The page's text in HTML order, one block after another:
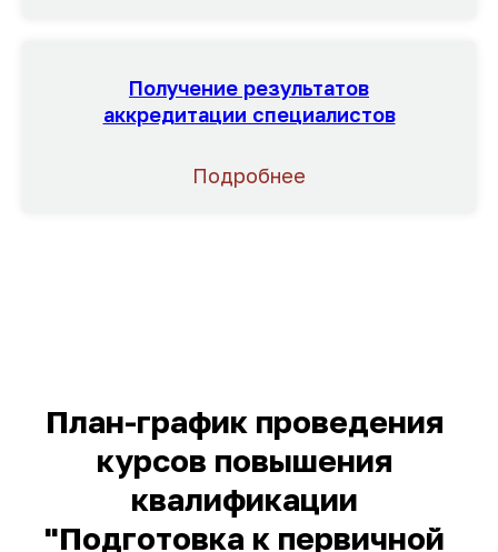
Получение результатов
аккредитации специалистов
Подробнее